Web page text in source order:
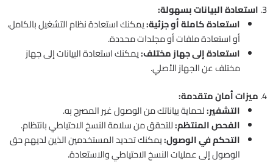
3. استعادة البيانات بسهولة:
استعادة كاملة أو جزئية:يمكنك استعادة نظام التشغيل بالكامل،
أو استعادة ملفات أو مجلدات محددة.
استعادة إلى جهاز مختلف:يمكنك استعادة البيانات إلى جهاز
مختلف عن الجهاز الأصلي.
4. ميزات أمان متقدمة:
التشفير:لحماية بياناتك من الوصول غير المصرح به.
الفحص المنتظم:للتحقق من سلامة النسخ الاحتياطي بانتظام.
التحكم في الوصول:يمكنك تحديد المستخدمين الذين لديهم حق
الوصول إلى عمليات النسخ الاحتياطي والاستعادة.